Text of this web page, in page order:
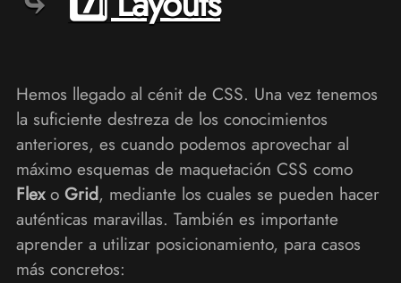
Hemos llegado al cénit de CSS. Una vez tenemos
la suficiente destreza de los conocimientos
anteriores, es cuando podemos aprovechar al
máximo esquemas de maquetación CSS como
Flexo Grid, mediante los cuales se pueden hacer
auténticas maravillas. También es importante
aprender a utilizar posicionamiento, para casos
más concretos: